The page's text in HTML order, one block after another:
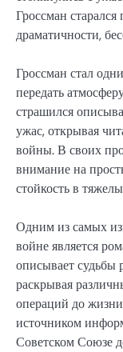
Гроссман
драматичности,
Гроссман стал
передать
страшился
ужас, открывая
войны. В своих
внимание на
стойкость в
Одним из самых
войне является
описывает судьбы
раскрывая
операций до
источником
Советском Союзе